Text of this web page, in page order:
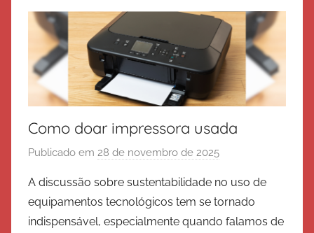
S
a
l
a
ç
ã
Como doar impressora usada
Publicado em 28 de novembro de 2025
r
E
x
A discussão sobre sustentabilidade no uso de
equipamentos tecnológicos tem se tornado
indispensável, especialmente quando falamos de